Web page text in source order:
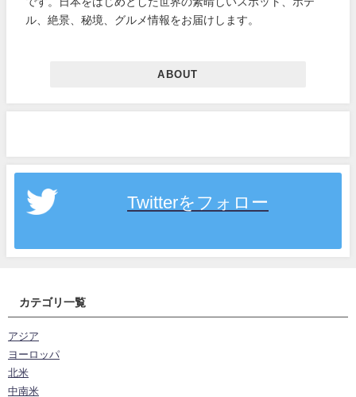
ル、絶景、秘境、グルメ情報をお届けします。
ABOUT
Twitterをフォロー
カテゴリ一覧
アジア
ヨーロッパ
北米
中南米